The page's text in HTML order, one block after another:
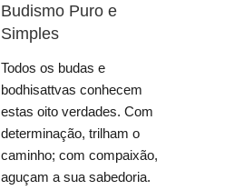
Budismo Puro e
Simples
Todos os budas e
bodhisattvas conhecem
estas oito verdades. Com
determinação, trilham o
caminho; com compaixão,
aguçam a sua sabedoria.